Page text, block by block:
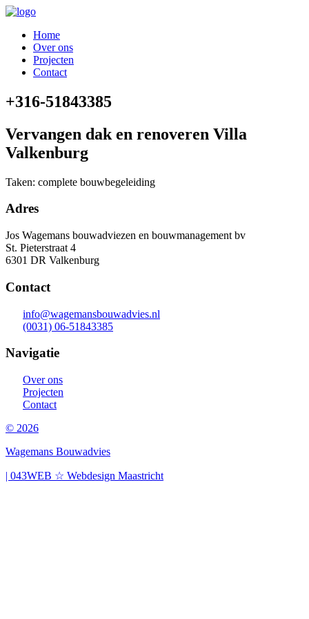
Ga
inhoud
Menu
Home
Over ons
Projecten
Contact
+316-51843385
Vervangen dak en renoveren Villa
Valkenburg
Taken: complete bouwbegeleiding
Adres
Jos Wagemans bouwadviezen en bouwmanagement bv
St. Pieterstraat 4
6301 DR Valkenburg
Contact
info@wagemansbouwadvies.nl
(0031) 06-51843385
Navigatie
Over ons
Projecten
Contact
© 2026
Wagemans Bouwadvies
| 043WEB ☆ Webdesign Maastricht